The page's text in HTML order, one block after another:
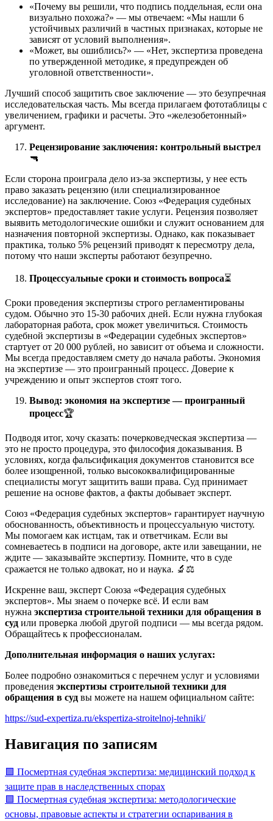
«Почему вы решили, что подпись поддельная, если она
визуально похожа?» — мы отвечаем: «Мы нашли 6
устойчивых различий в частных признаках, которые не
зависят от условий выполнения».
«Может, вы ошиблись?» — «Нет, экспертиза проведена
по утвержденной методике, я предупрежден об
уголовной ответственности».
Лучший способ защитить свое заключение — это безупречная
исследовательская часть. Мы всегда прилагаем фототаблицы с
увеличением, графики и расчеты. Это «железобетонный»
аргумент.
Рецензирование заключения: контрольный выстрел
🔫
Если сторона проиграла дело из-за экспертизы, у нее есть
право заказать рецензию (или специализированное
исследование) на заключение. Союз «Федерация судебных
экспертов» предоставляет такие услуги. Рецензия позволяет
выявить методологические ошибки и служит основанием для
назначения повторной экспертизы. Однако, как показывает
практика, только 5% рецензий приводят к пересмотру дела,
потому что наши эксперты работают безупречно.
Процессуальные сроки и стоимость вопроса⏳
Сроки проведения экспертизы строго регламентированы
судом. Обычно это 15-30 рабочих дней. Если нужна глубокая
лабораторная работа, срок может увеличиться. Стоимость
судебной экспертизы в «Федерации судебных экспертов»
стартует от 20 000 рублей, но зависит от объема и сложности.
Мы всегда предоставляем смету до начала работы. Экономия
на экспертизе — это проигранный процесс. Доверие к
учреждению и опыт экспертов стоят того.
Вывод: экономия на экспертизе — проигранный
процесс🏆
Подводя итог, хочу сказать: почерковедческая экспертиза —
это не просто процедура, это философия доказывания. В
условиях, когда фальсификация документов становится все
более изощренной, только высококвалифицированные
специалисты могут защитить ваши права. Суд принимает
решение на основе фактов, а факты добывает эксперт.
Союз «Федерация судебных экспертов» гарантирует научную
обоснованность, объективность и процессуальную чистоту.
Мы помогаем как истцам, так и ответчикам. Если вы
сомневаетесь в подписи на договоре, акте или завещании, не
ждите — заказывайте экспертизу. Помните, что в суде
сражается не только адвокат, но и наука. 🔬⚖️
Искренне ваш, эксперт Союза «Федерация судебных
экспертов». Мы знаем о почерке всё. И если вам
нужна экспертиза строительной техники для обращения в
суд или проверка любой другой подписи — мы всегда рядом.
Обращайтесь к профессионалам.
Дополнительная информация о наших услугах:
Более подробно ознакомиться с перечнем услуг и условиями
проведения экспертизы строительной техники для
обращения в суд вы можете на нашем официальном сайте:
https://sud-expertiza.ru/ekspertiza-stroitelnoj-tehniki/
Навигация по записям
🟩 Посмертная судебная экспертиза: медицинский подход к
защите прав в наследственных спорах
🟩 Посмертная судебная экспертиза: методологические
основы, правовые аспекты и стратегии оспаривания в